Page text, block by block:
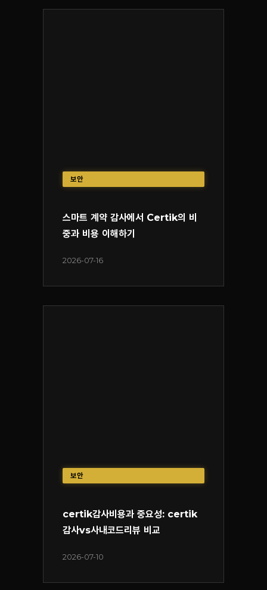
보안
스마트 계약 감사에서 Certik의 비
중과 비용 이해하기
2026-07-16
보안
certik감사비용과 중요성: certik
감사vs사내코드리뷰 비교
2026-07-10